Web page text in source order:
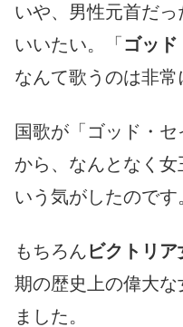
いや、男性元首だ
いいたい。「 ゴッ
なんて歌うのは非常
国歌が「ゴッド・
から、なんとなく
いう気がしたのです
もちろん ビクトリア
期の歴史上の偉大な
ました。